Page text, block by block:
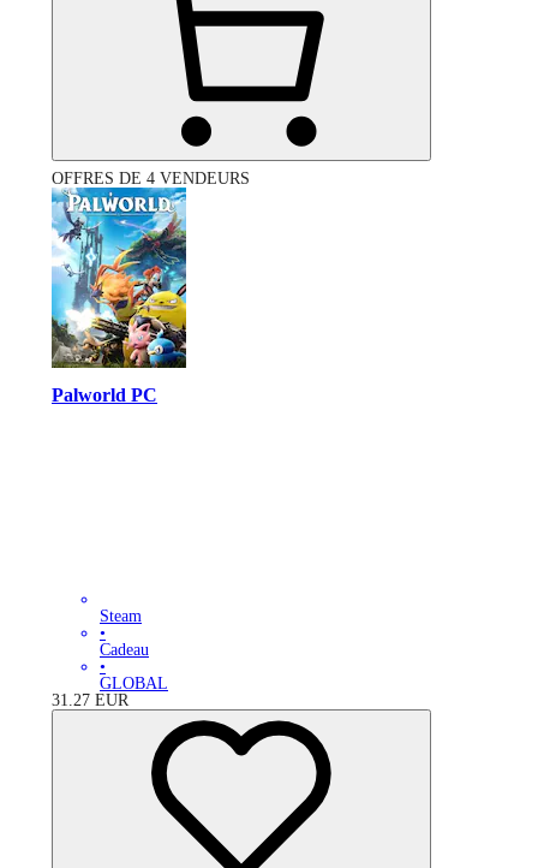
OFFRES DE 4 VENDEURS
Palworld PC
Steam
•
Cadeau
•
GLOBAL
31.27 EUR